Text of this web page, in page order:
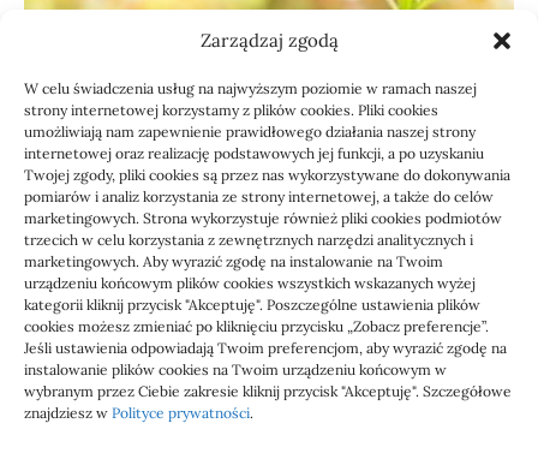
Zarządzaj zgodą
W celu świadczenia usług na najwyższym poziomie w ramach naszej
strony internetowej korzystamy z plików cookies. Pliki cookies
umożliwiają nam zapewnienie prawidłowego działania naszej strony
internetowej oraz realizację podstawowych jej funkcji, a po uzyskaniu
Twojej zgody, pliki cookies są przez nas wykorzystywane do dokonywania
pomiarów i analiz korzystania ze strony internetowej, a także do celów
marketingowych. Strona wykorzystuje również pliki cookies podmiotów
trzecich w celu korzystania z zewnętrznych narzędzi analitycznych i
marketingowych. Aby wyrazić zgodę na instalowanie na Twoim
urządzeniu końcowym plików cookies wszystkich wskazanych wyżej
kategorii kliknij przycisk "Akceptuję". Poszczególne ustawienia plików
cookies możesz zmieniać po kliknięciu przycisku „Zobacz preferencje”.
Jeśli ustawienia odpowiadają Twoim preferencjom, aby wyrazić zgodę na
instalowanie plików cookies na Twoim urządzeniu końcowym w
wybranym przez Ciebie zakresie kliknij przycisk "Akceptuję". Szczegółowe
znajdziesz w Polityce prywatności.
Usługi
Jak sprawdzić przejęcie
zaległości przez biuro
Definicja: Weryfikacja, czy nowe biuro rachunkowe
przejmie zaległości w dokumentach,…